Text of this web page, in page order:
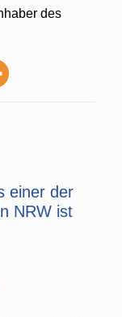
des
einer der
NRW ist